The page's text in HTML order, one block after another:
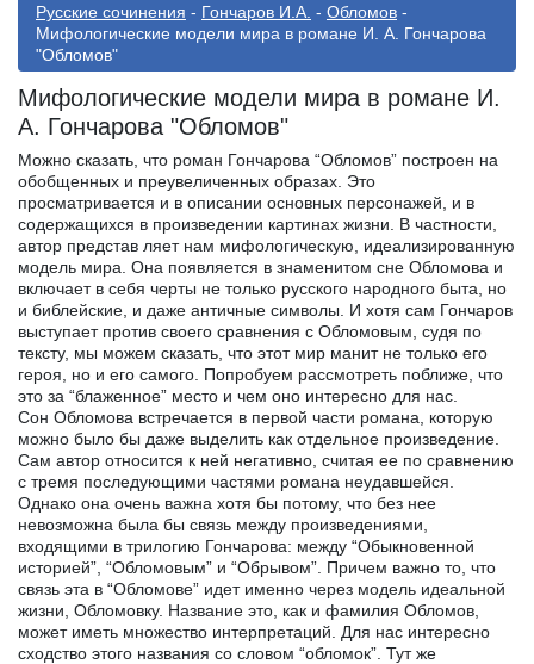
Русские сочинения - Гончаров И.А. - Обломов -
Мифологические модели мира в романе И. А. Гончарова
"Обломов"
Мифологические модели мира в романе И.
А. Гончарова "Обломов"
Можно сказать, что роман Гончарова “Обломов” построен на
обобщенных и преувеличенных образах. Это
просматривается и в описании основных персонажей, и в
содержащихся в произведении картинах жизни. В частности,
автор представ ляет нам мифологическую, идеализированную
модель мира. Она появляется в знаменитом сне Обломова и
включает в себя черты не только русского народного быта, но
и библейские, и даже античные символы. И хотя сам Гончаров
выступает против своего сравнения с Обломовым, судя по
тексту, мы можем сказать, что этот мир манит не только его
героя, но и его самого. Попробуем рассмотреть поближе, что
это за “блаженное” место и чем оно интересно для нас.
Сон Обломова встречается в первой части романа, которую
можно было бы даже выделить как отдельное произведение.
Сам автор относится к ней негативно, считая ее по сравнению
с тремя последующими частями романа неудавшейся.
Однако она очень важна хотя бы потому, что без нее
невозможна была бы связь между произведениями,
входящими в трилогию Гончарова: между “Обыкновенной
историей”, “Обломовым” и “Обрывом”. Причем важно то, что
связь эта в “Обломове” идет именно через модель идеальной
жизни, Обломовку. Название это, как и фамилия Обломов,
может иметь множество интерпретаций. Для нас интересно
сходство этого названия со словом “обломок”. Тут же